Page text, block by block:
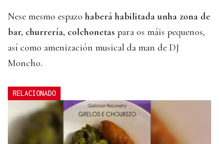
Nese mesmo espazo haberá habilitada unha zona de
bar, churrería, colchonetas para os máis pequenos,
así como amenización musical da man de DJ
Moncho.
RELACIONADO